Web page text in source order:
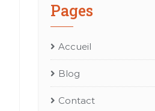
Pages
Accueil
Blog
Contact